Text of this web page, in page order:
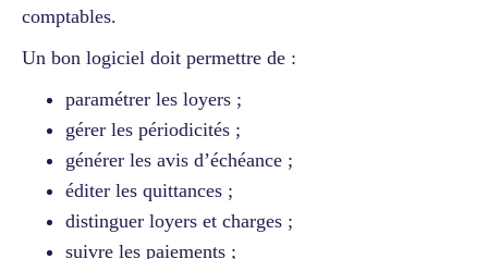
comptables.
Un bon logiciel doit permettre de :
paramétrer les loyers ;
gérer les périodicités ;
générer les avis d’échéance ;
éditer les quittances ;
distinguer loyers et charges ;
suivre les paiements ;